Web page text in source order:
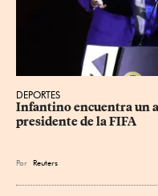
DEPORTES
Infantino encuentra un
presidente de la FIFA
Por Reuters